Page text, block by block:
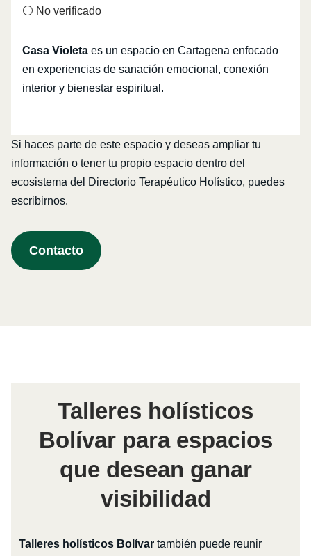
⚪ No verificado
Casa Violeta es un espacio en Cartagena enfocado
en experiencias de sanación emocional, conexión
interior y bienestar espiritual.
Si haces parte de este espacio y deseas ampliar tu
información o tener tu propio espacio dentro del
ecosistema del Directorio Terapéutico Holístico, puedes
escribirnos.
Contacto
Talleres holísticos
Bolívar para espacios
que desean ganar
visibilidad
Talleres holísticos Bolívartambién puede reunir